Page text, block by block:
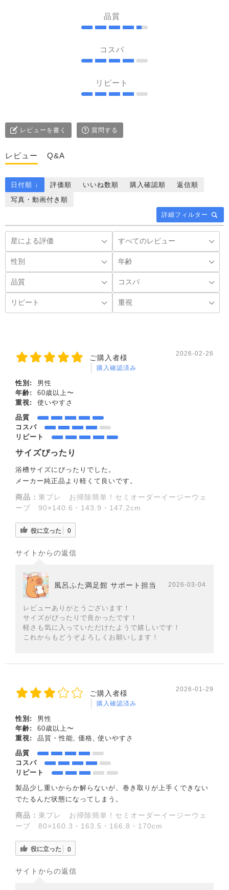
品質
コスパ
リピート
レビューを書く 質問する
レビュー Q&A
詳細フィルター
日付順 ↓ 評価順 いいね数順 購入確認順
返信順
写真・動画付き順
ご購入者様
購入確認済み
2026-02-26
性別:
男性
年齢:
60歳以上〜
重視:
使いやすさ
品質
コスパ
リピート
サイズぴったり
浴槽サイズにぴったりでした。
メーカー純正品より軽くて良いです。
商品： 東プレ お掃除簡単！セミオーダーイージーウェ
ーブ 90×140.6・143.9・147.2cm
役に立った 0
サイトからの返信
風呂ふた満足館 サポート担当 2026-03-04
レビューありがとうございます！
サイズがぴったりで良かったです！
軽さも気に入っていただけたようで嬉しいです！
これからもどうぞよろしくお願いします！
ご購入者様
購入確認済み
2026-01-29
性別:
男性
年齢:
60歳以上〜
重視:
品質・性能, 価格, 使いやすさ
品質
コスパ
リピート
製品少し重いからか解らないが、巻き取りが上手くできない
でたるんだ状態になってしまう。
商品： 東プレ お掃除簡単！セミオーダーイージーウェ
ーブ 80×160.3・163.5・166.8・170cm
役に立った 0
サイトからの返信